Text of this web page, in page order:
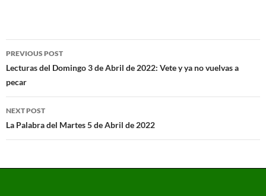
PREVIOUS POST
Lecturas del Domingo 3 de Abril de 2022: Vete y ya no vuelvas a
pecar
NEXT POST
La Palabra del Martes 5 de Abril de 2022